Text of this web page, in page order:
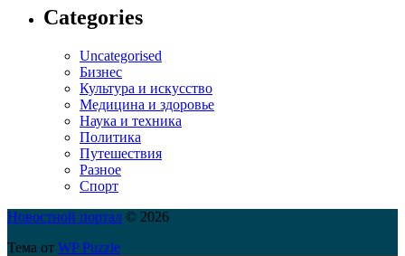
Categories
Uncategorised
Бизнес
Культура и искусство
Медицина и здоровье
Наука и техника
Политика
Путешествия
Разное
Спорт
Новостной портал © 2026
Тема от WP Puzzle